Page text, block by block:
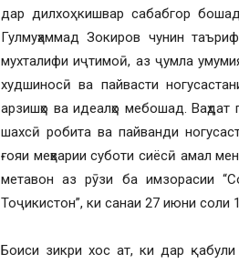
дар дилхоҳ кишвар сабабгор
Гулмуҳаммад Зокиров чунин
мухталифи иҷтимоӣ, аз ҷумла
худшиносӣ ва пайвасти
арзишҳо ва идеалҳо мебошад.
шахсӣ робита ва пайванди
ғояи меҳварии суботи сиёсӣ амал
метавон аз рӯзи ба имзорасии
Тоҷикистон”, ки санаи 27 июни
Боиси зикри хос ат, ки дар